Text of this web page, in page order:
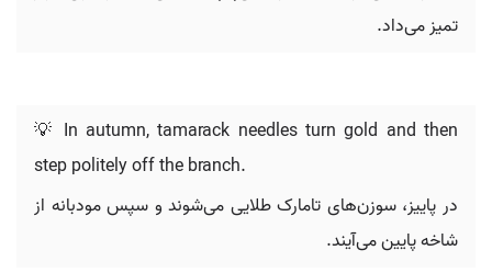
تمیز می‌داد.
💡 In autumn, tamarack needles turn gold and then
step politely off the branch.
در پاییز، سوزن‌های تامارک طلایی می‌شوند و سپس مودبانه از
شاخه پایین می‌آیند.